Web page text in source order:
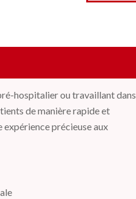
hospitalierou travaillantdans
de manière rapide et
expérience précieuse aux